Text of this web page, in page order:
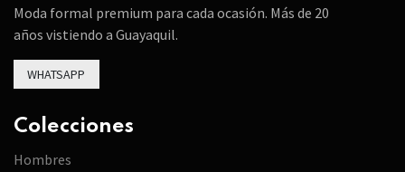
Moda formal premium para cada ocasión. Más de 20
años vistiendo a Guayaquil.
WHATSAPP
Colecciones
Hombres